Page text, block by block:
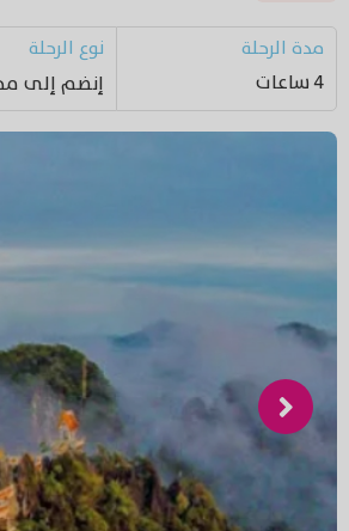
مدة الرحلة
4 ساعات
نوع الرحلة
إنضم إلى